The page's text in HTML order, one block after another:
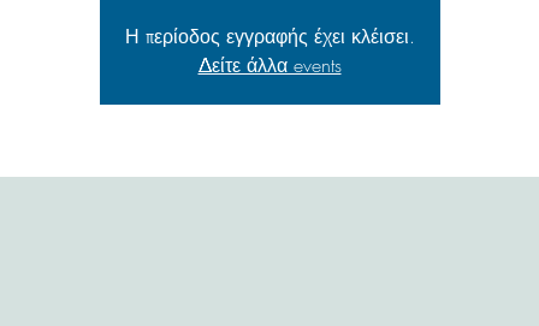
Η περίοδος εγγραφής έχει κλέισει.
Δείτε άλλα events